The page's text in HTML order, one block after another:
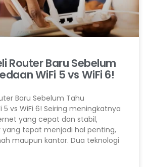
Router Baru Sebelum
WiFi 5 vs WiFi 6!
Baru Sebelum Tahu
5 vs WiFi 6! Seiring meningkatnya
yang cepat dan stabil,
tepat menjadi hal penting,
maupun kantor. Dua teknologi